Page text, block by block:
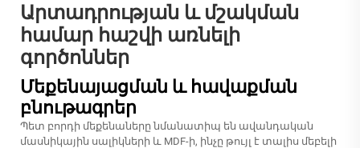
Արտադրության և մշակման
համար հաշվի առնելի
գործոններ
Մեքենայացման և հավաքման
բնութագրեր
Պետ բորդի մեքենաները նմանատիպ են ավանդական
մասնիկային սալիկների և MDF-ի, ինչը թույլ է տալիս մեբելի